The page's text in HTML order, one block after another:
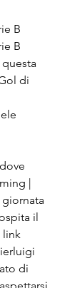
B
B
di
|
giornata
il
link
di